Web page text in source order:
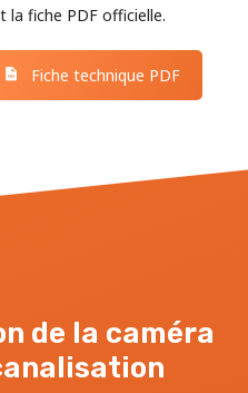
la fiche PDF officielle.
Fiche technique PDF
de la caméra